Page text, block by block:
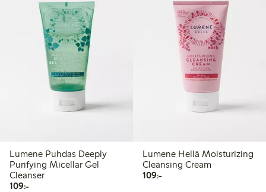
Lumene Puhdas Deeply
Purifying Micellar Gel
Cleanser
109:-109,00 kr
Lumene Hellä Moisturizing
Cleansing Cream
109:-109,00 kr